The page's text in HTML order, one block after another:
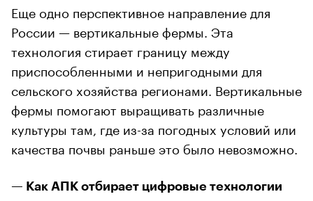
Еще одно перспективное направление для
России — вертикальные фермы. Эта
технология стирает границу между
приспособленными и непригодными для
сельского хозяйства регионами. Вертикальные
фермы помогают выращивать различные
культуры там, где из-за погодных условий или
качества почвы раньше это было невозможно.
— Как АПК отбирает цифровые технологии